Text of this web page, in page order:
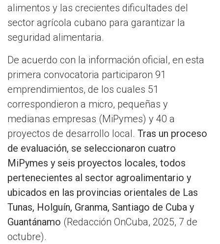
alimentos y las crecientes dificultades del
sector agrícola cubano para garantizar la
seguridad alimentaria.
De acuerdo con la información oficial, en esta
primera convocatoria participaron 91
emprendimientos, de los cuales 51
correspondieron a micro, pequeñas y
medianas empresas (MiPymes) y 40 a
proyectos de desarrollo local. Tras un proceso
de evaluación, se seleccionaron cuatro
MiPymes y seis proyectos locales, todos
pertenecientes al sector agroalimentario y
ubicados en las provincias orientales de Las
Tunas, Holguín, Granma, Santiago de Cuba y
Guantánamo (Redacción OnCuba, 2025, 7 de
octubre).